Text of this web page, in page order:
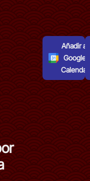
Añadir al
Google
Calendar